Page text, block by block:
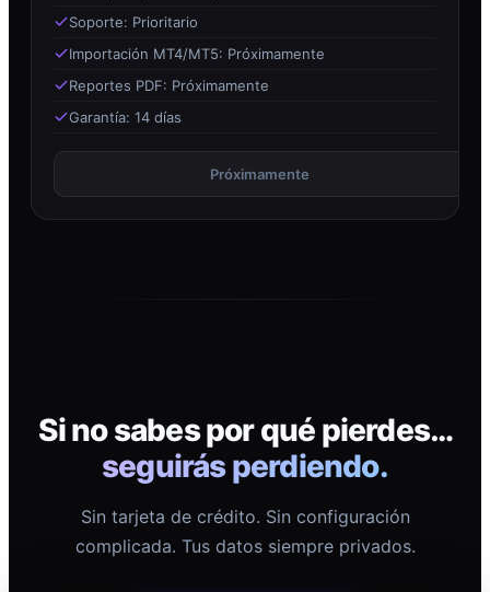
Soporte: Prioritario
Importación MT4/MT5: Próximamente
Reportes PDF: Próximamente
Garantía: 14 días
Próximamente
Si no sabes por qué pierdes…
seguirás perdiendo.
Sin tarjeta de crédito. Sin configuración
complicada. Tus datos siempre privados.